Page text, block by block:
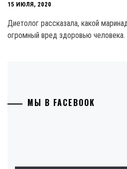
15 ИЮЛЯ, 2020
Диетолог рассказала, какой
огромный вред здоровью человека.
МЫ В FACEBOOK